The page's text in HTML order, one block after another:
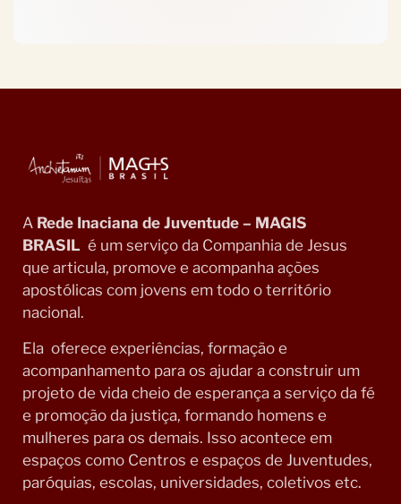
A Rede Inaciana de Juventude – MAGIS
BRASIL é um serviço da Companhia de Jesus
que articula, promove e acompanha ações
apostólicas com jovens em todo o território
nacional.
Ela oferece experiências, formação e
acompanhamento para os ajudar a construir um
projeto de vida cheio de esperança a serviço da fé
e promoção da justiça, formando homens e
mulheres para os demais. Isso acontece em
espaços como Centros e espaços de Juventudes,
paróquias, escolas, universidades, coletivos etc.